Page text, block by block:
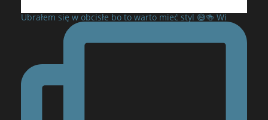
Ubrałem się w obcisłe bo to warto mieć styl 😅🍻 Wi